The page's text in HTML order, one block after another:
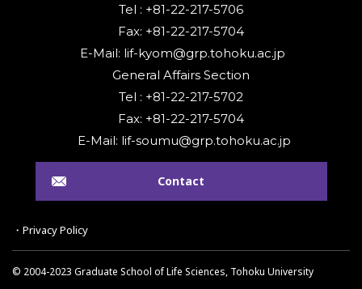
Tel : +81-22-217-5706
Fax: +81-22-217-5704
General Affairs Section
Tel : +81-22-217-5702
Fax: +81-22-217-5704
Contact
・Privacy Policy
© 2004-2023 Graduate School of Life Sciences, Tohoku University